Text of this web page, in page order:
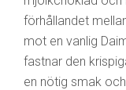
förhållandet
mot en vanlig
fastnar den
en nötig smak